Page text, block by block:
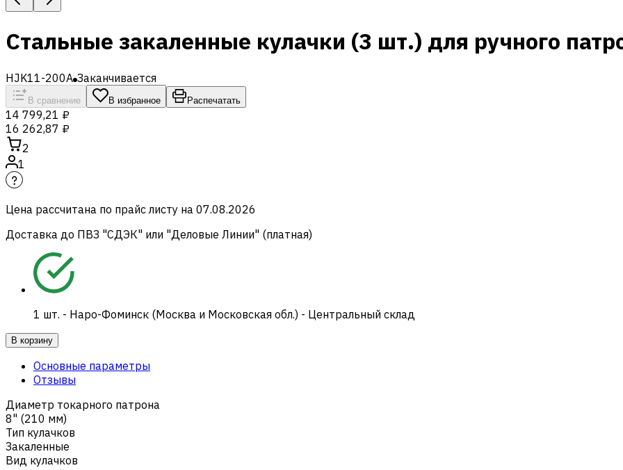
Стальные закаленные кулачки (3 шт.) для ручного
HJK11-200A Заканчивается
В сравнение В избранное Распечатать
14 799,21 ₽
16 262,87 ₽
2
1
Цена рассчитана по прайс листу на 07.08.2026
Доставка до ПВЗ "СДЭК" или "Деловые Линии" (платная)
1 шт. - Наро-Фоминск (Москва и Московская обл.) - Центральный склад
В корзину
Основные параметры
Отзывы
Диаметр токарного патрона
8" (210 мм)
Тип кулачков
Закаленные
Вид кулачков